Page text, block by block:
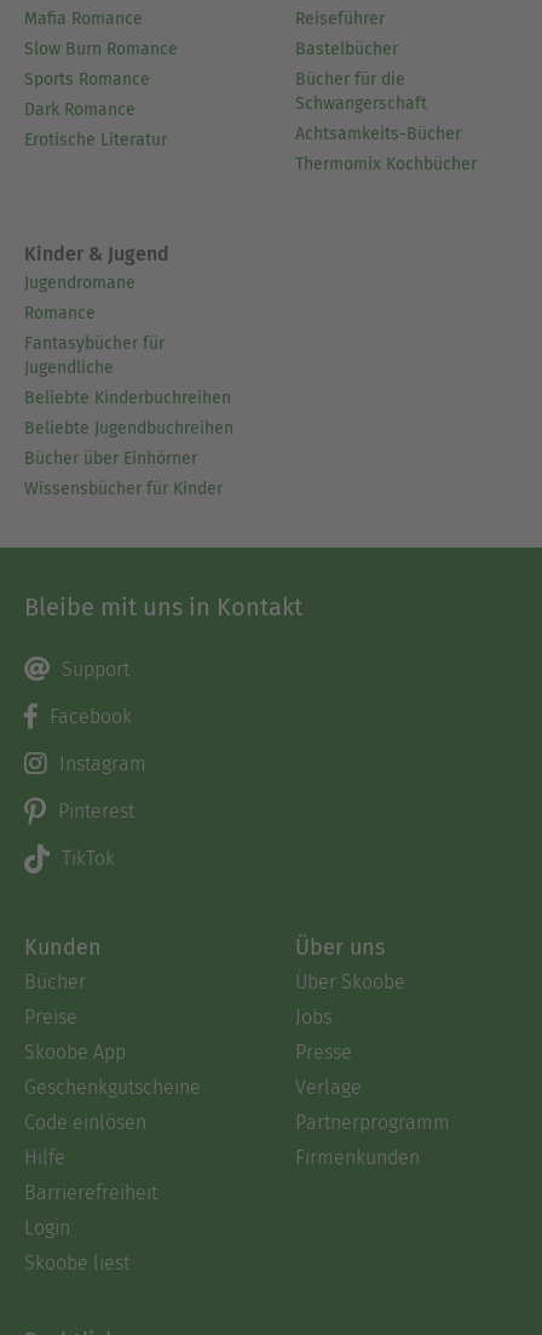
Mafia Romance
Slow Burn Romance
Sports Romance
Dark Romance
Erotische Literatur
Reiseführer
Bastelbücher
Bücher für die
Schwangerschaft
Achtsamkeits-Bücher
Thermomix Kochbücher
Kinder & Jugend
Jugendromane
Romance
Fantasybücher für
Jugendliche
Beliebte Kinderbuchreihen
Beliebte Jugendbuchreihen
Bücher über Einhörner
Wissensbücher für Kinder
Bleibe mit uns in Kontakt
Support
Facebook
Instagram
Pinterest
TikTok
Kunden
Bücher
Preise
Skoobe App
Geschenkgutscheine
Code einlösen
Hilfe
Barrierefreiheit
Login
Skoobe liest
Über uns
Über Skoobe
Jobs
Presse
Verlage
Partnerprogramm
Firmenkunden